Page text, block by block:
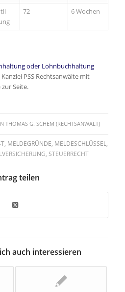
72 6 Wochen
oder Lohnbuchhaltung
PSS Rechtsanwälte mit
Seite.
THOMAS G. SCHEM (RECHTSANWALT)
, MELDEGRÜNDE, MELDESCHLÜSSEL,
,STEUERRECHT
teilen
auch interessieren